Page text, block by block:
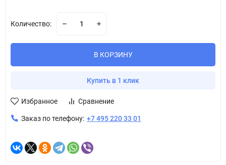
Количество:
В КОРЗИНУ
Купить в 1 клик
Избранное Сравнение
Заказ по телефону: +7 495 220 33 01